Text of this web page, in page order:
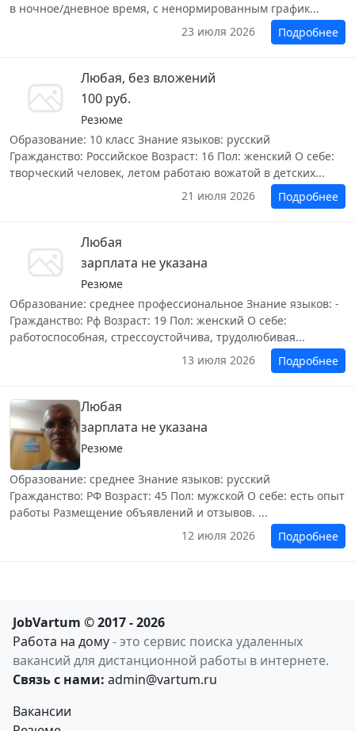
в ночное/дневное время, с ненормированным график...
23 июля 2026
Подробнее
Любая, без вложений
100 руб.
Резюме
Образование: 10 класс Знание языков: русский
Гражданство: Российское Возраст: 16 Пол: женский О себе:
творческий человек, летом работаю вожатой в детских...
21 июля 2026
Подробнее
Любая
зарплата не указана
Резюме
Образование: среднее профессиональное Знание языков: -
Гражданство: Рф Возраст: 19 Пол: женский О себе:
работоспособная, стрессоустойчива, трудолюбивая...
13 июля 2026
Подробнее
Любая
зарплата не указана
Резюме
Образование: среднее Знание языков: русский
Гражданство: РФ Возраст: 45 Пол: мужской О себе: есть опыт
работы Размещение объявлений и отзывов. ...
12 июля 2026
Подробнее
JobVartum © 2017 - 2026
Работа на дому- это сервис поиска удаленных
вакансий для дистанционной работы в интернете.
Связь с нами: admin@vartum.ru
Вакансии